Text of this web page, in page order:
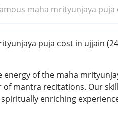
maha mrityunjaya puja
puja cost in ujjain
energy of the maha
mantra recitations. Our
enriching